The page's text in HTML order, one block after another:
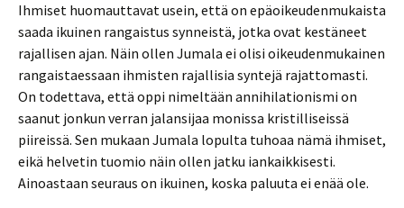
Ihmiset huomauttavat usein, että on epäoikeudenmukaista
saada ikuinen rangaistus synneistä, jotka ovat kestäneet
rajallisen ajan. Näin ollen Jumala ei olisi oikeudenmukainen
rangaistaessaan ihmisten rajallisia syntejä rajattomasti.
On todettava, että oppi nimeltään annihilationismi on
saanut jonkun verran jalansijaa monissa kristilliseissä
piireissä. Sen mukaan Jumala lopulta tuhoaa nämä ihmiset,
eikä helvetin tuomio näin ollen jatku iankaikkisesti.
Ainoastaan seuraus on ikuinen, koska paluuta ei enää ole.